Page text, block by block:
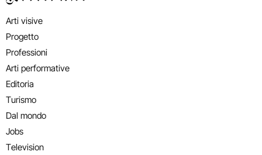
Arti visive
Progetto
Professioni
Arti performative
Editoria
Turismo
Dal mondo
Jobs
Television